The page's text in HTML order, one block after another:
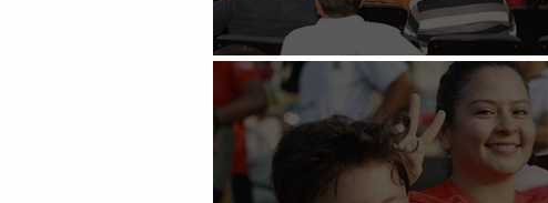
ESE va por sexta edición